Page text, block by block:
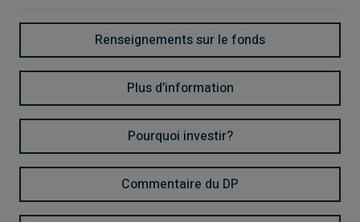
Renseignements sur le fonds
Plus d’information
Pourquoi investir?
Commentaire du DP